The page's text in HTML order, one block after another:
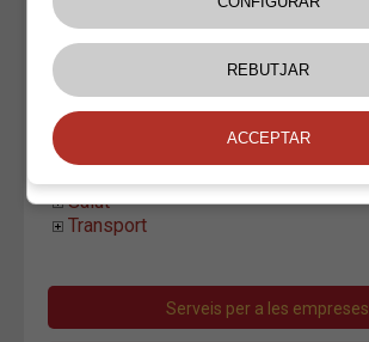
Articles Festa
Llibreries i Papereries
Organització d'esdeveniments
Salut
Transport
Serveis per a les empreses